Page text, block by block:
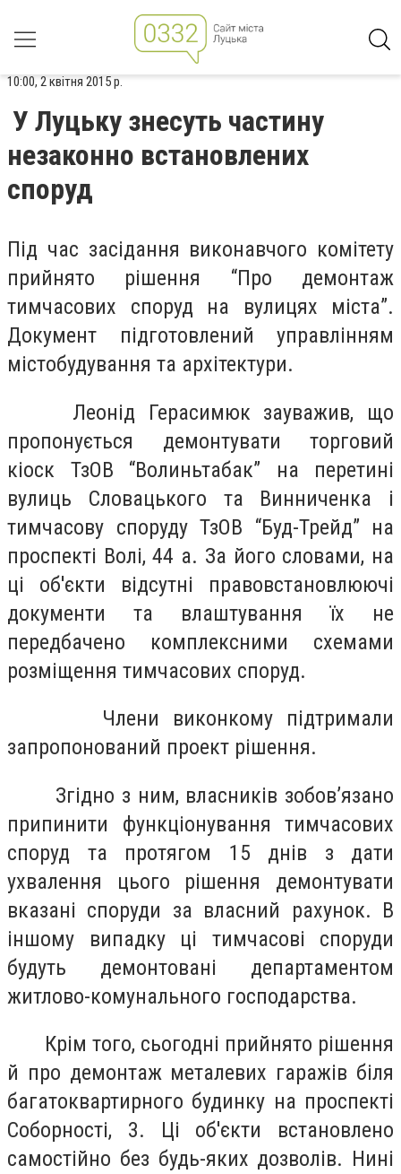
10:00, 2 квітня 2015 р.
У Луцьку знесуть частину
незаконно встановлених
споруд
Під час засідання виконавчого комітету
прийнято рішення “Про демонтаж
тимчасових споруд на вулицях міста”.
Документ підготовлений управлінням
містобудування та архітектури.
Леонід Герасимюк зауважив, що
пропонується демонтувати торговий
кіоск ТзОВ “Волиньтабак” на перетині
вулиць Словацького та Винниченка і
тимчасову споруду ТзОВ “Буд-Трейд” на
проспекті Волі, 44 а. За його словами, на
ці об'єкти відсутні правовстановлюючі
документи та влаштування їх не
передбачено комплексними схемами
розміщення тимчасових споруд.
Члени виконкому підтримали
запропонований проект рішення.
Згідно з ним, власників зобов’язано
припинити функціонування тимчасових
споруд та протягом 15 днів з дати
ухвалення цього рішення демонтувати
вказані споруди за власний рахунок. В
іншому випадку ці тимчасові споруди
будуть демонтовані департаментом
житлово-комунального господарства.
Крім того, сьогодні прийнято рішення
й про демонтаж металевих гаражів біля
багатоквартирного будинку на проспекті
Соборності, 3. Ці об'єкти встановлено
самостійно без будь-яких дозволів. Нині